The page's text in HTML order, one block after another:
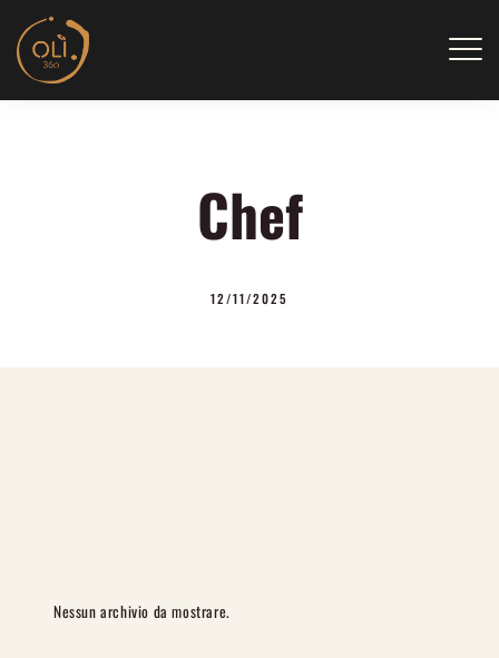
content
Chef
12/11/2025
Nessun archivio da mostrare.